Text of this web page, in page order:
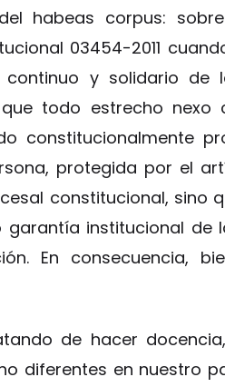
habeas corpus:
03454-2011
y solidario de
todo estrecho nexo
constitucionalmente
protegida por el
constitucional, sino
institucional de
En consecuencia,
de hacer
diferentes en nuestro